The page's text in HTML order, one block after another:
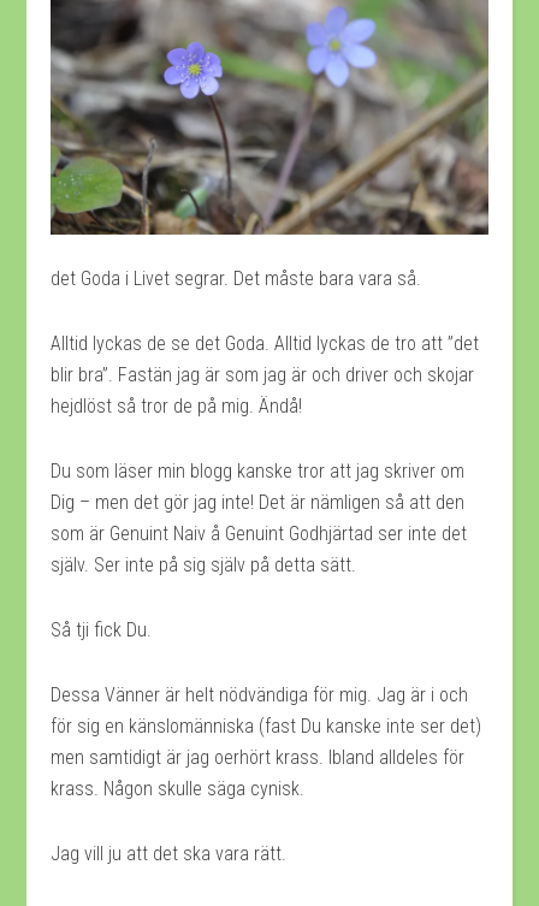
det Goda i Livet segrar. Det måste bara vara så.
Alltid lyckas de se det Goda. Alltid lyckas de tro att ”det
blir bra”. Fastän jag är som jag är och driver och skojar
hejdlöst så tror de på mig. Ändå!
Du som läser min blogg kanske tror att jag skriver om
Dig – men det gör jag inte! Det är nämligen så att den
som är Genuint Naiv å Genuint Godhjärtad ser inte det
själv. Ser inte på sig själv på detta sätt.
Så tji fick Du.
Dessa Vänner är helt nödvändiga för mig. Jag är i och
för sig en känslomänniska (fast Du kanske inte ser det)
men samtidigt är jag oerhört krass. Ibland alldeles för
krass. Någon skulle säga cynisk.
Jag vill ju att det ska vara rätt.